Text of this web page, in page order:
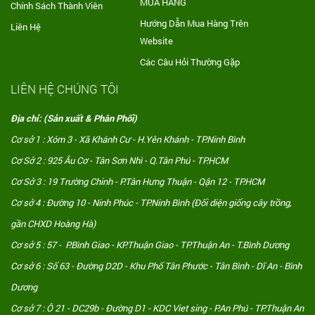
Chính Sách Thành Viên
Liên Hệ
Hướng Dẫn Mua Hàng Trên
Website
Các Câu Hỏi Thường Gặp
LIÊN HỆ CHÚNG TÔI
Địa chỉ: (Sản xuất & Phân Phối)
Cơ sở 1 : Xóm 3 - Xã Khánh Cư - H.Yên Khánh - TP.Ninh Bình
Cơ Sở 2 : 925 Âu Cơ - Tân Sơn Nhì - Q.Tân Phú - TP.HCM
Cơ Sở 3 : 19 Trường Chinh - P.Tân Hưng Thuận - Qận 12 - TP.HCM
Cơ sở 4 : Đường 10 - Ninh Phúc - TP.Ninh Bình (Đối diện giống cây trồng,
gần CHXD Hoàng Hà)
Cơ sở 5 : 57 - P.Bình Giao - KP.Thuận Giao - TP.Thuận An - T.Bình Dương
Cơ sở 6 : Số 63 - Đường D2D - Khu Phố Tân Phước - Tân Bình - Dĩ An - Bình
Dương
Cơ sở 7 : Ô 21 - DC29b - Đường D1 - KDC Viet sing - P.An Phú - TP.Thuận An